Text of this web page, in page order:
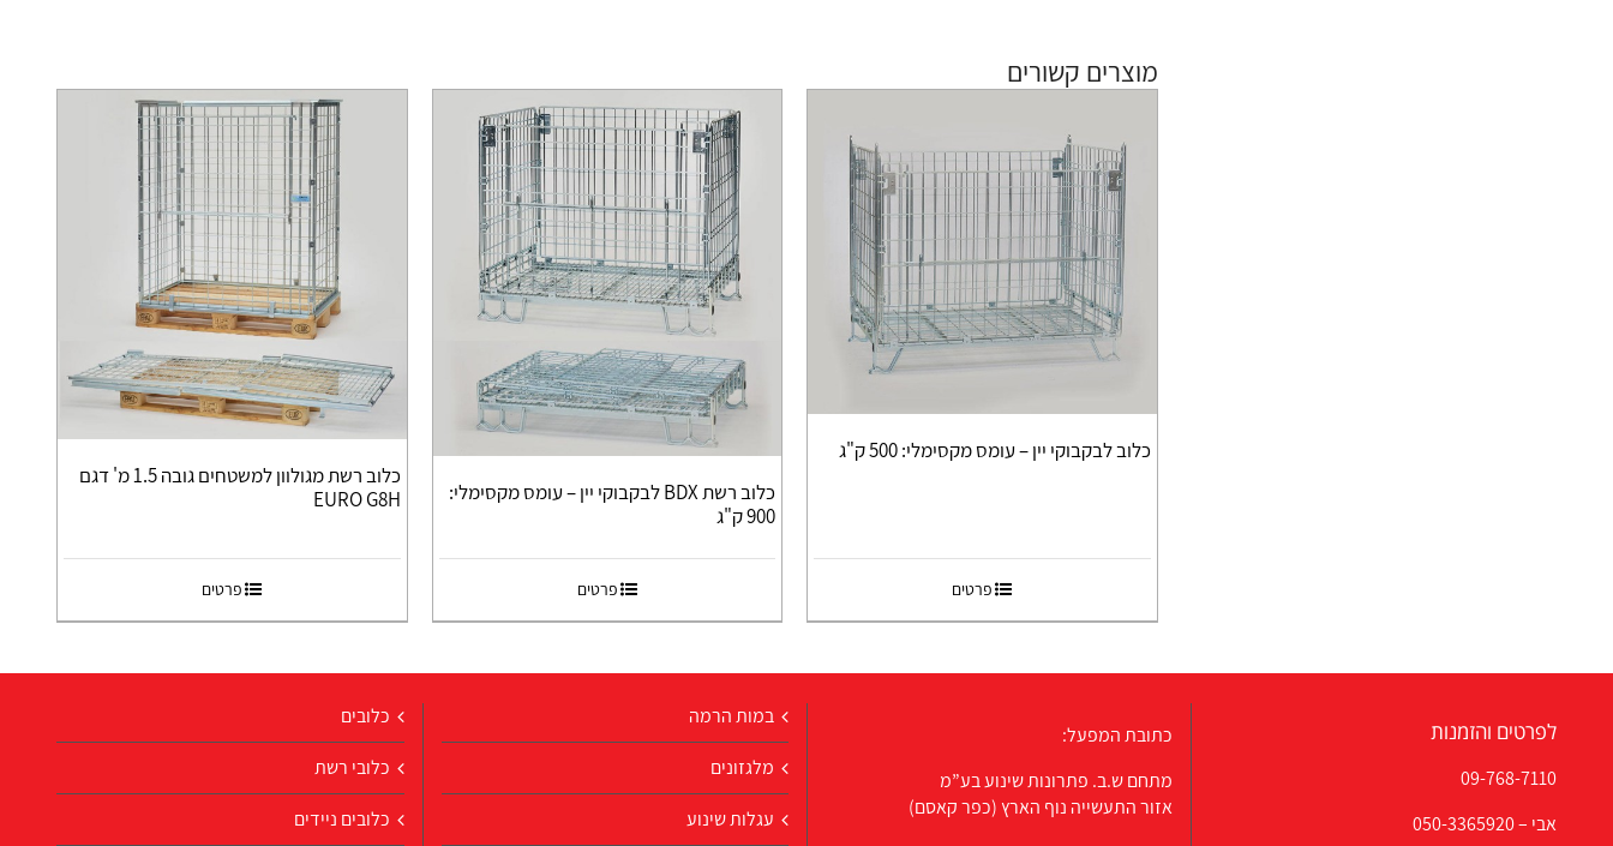
מוצרים קשורים
כלוב לבקבוקי יין – עומס מקסימלי: 500 ק"ג
פרטים
כלוב רשת BDX לבקבוקי יין – עומס מקסימלי:
900 ק"ג
פרטים
כלוב רשת מגולוון למשטחים גובה 1.5 מ' דגם
EURO G8H
פרטים
לפרטים והזמנות
09-768-7110
אבי –050-3365920
כתובת המפעל:
מתחם ש.ב. פתרונות שינוע בע”מ
אזור התעשייה נוף הארץ (כפר קאסם)
במות הרמה
מלגזונים
עגלות שינוע
כלובים
כלובי רשת
כלובים ניידים